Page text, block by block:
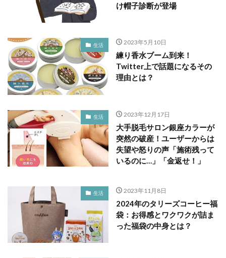
け帽子診断が登場
生活 2023年5月10日
練り香水ブーム到来！
Twitter上で話題になるその
理由とは？
生活 2023年12月17日
大手脱毛サロン銀座カラーが
突然の破産！ユーザーからは
失望や怒りの声「施術残って
いるのに…」「金返せ！」
生活 2023年11月8日
2024年のタリーズコーヒー福
袋：お得感とワクワクが詰ま
った福袋の中身とは？